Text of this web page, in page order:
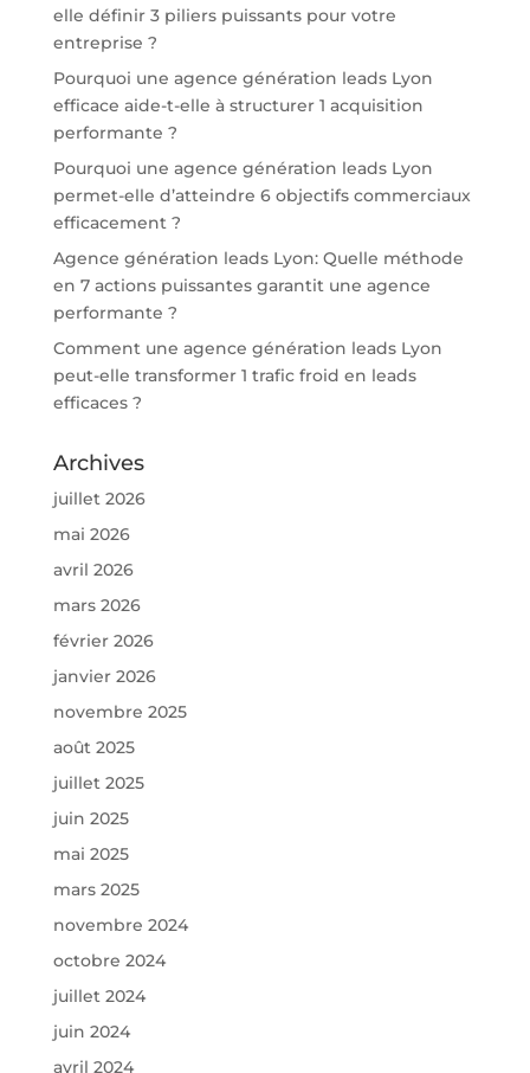
elle définir 3 piliers puissants pour votre
entreprise ?
Pourquoi une agence génération leads Lyon
efficace aide-t-elle à structurer 1 acquisition
performante ?
Pourquoi une agence génération leads Lyon
permet-elle d’atteindre 6 objectifs commerciaux
efficacement ?
Agence génération leads Lyon: Quelle méthode
en 7 actions puissantes garantit une agence
performante ?
Comment une agence génération leads Lyon
peut-elle transformer 1 trafic froid en leads
efficaces ?
Archives
juillet 2026
mai 2026
avril 2026
mars 2026
février 2026
janvier 2026
novembre 2025
août 2025
juillet 2025
juin 2025
mai 2025
mars 2025
novembre 2024
octobre 2024
juillet 2024
juin 2024
avril 2024